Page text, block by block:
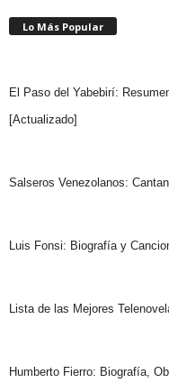
Lo Más Popular
El Paso del Yabebirí:
[Actualizado]
Salseros Venezolanos:
Luis Fonsi: Biografía y
Lista de las Mejores
Humberto Fierro: Biografía,